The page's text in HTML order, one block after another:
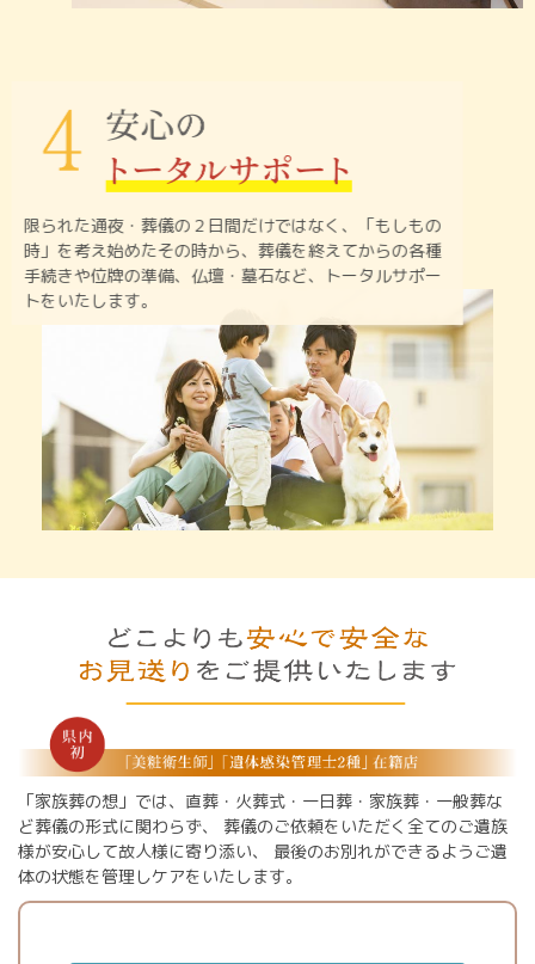
限られた通夜・葬儀の２日間だけではなく、「もしもの
時」を考え始めたその時から、葬儀を終えてからの各種
手続きや位牌の準備、仏壇・墓石など、トータルサポー
トをいたします。
「家族葬の想」では、直葬・火葬式・一日葬・家族葬・一般葬な
ど葬儀の形式に関わらず、
葬儀のご依頼をいただく全てのご遺族
様が安心して故人様に寄り添い、
最後のお別れができるようご遺
体の状態を管理しケアをいたします。